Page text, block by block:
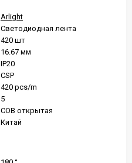
Arlight
Светодиодная лента
420 шт
16.67 мм
IP20
CSP
420 pcs/m
5
COB открытая
Китай